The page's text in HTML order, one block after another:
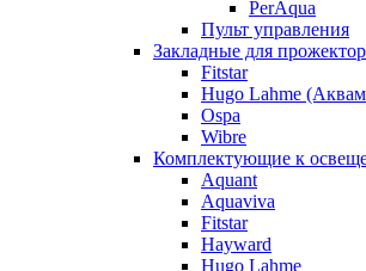
PerAqua
Пульт управления
Закладные для
Fitstar
Hugo Lahme
Ospa
Wibre
Комплектующие к
Aquant
Aquaviva
Fitstar
Hayward
Hugo Lahme